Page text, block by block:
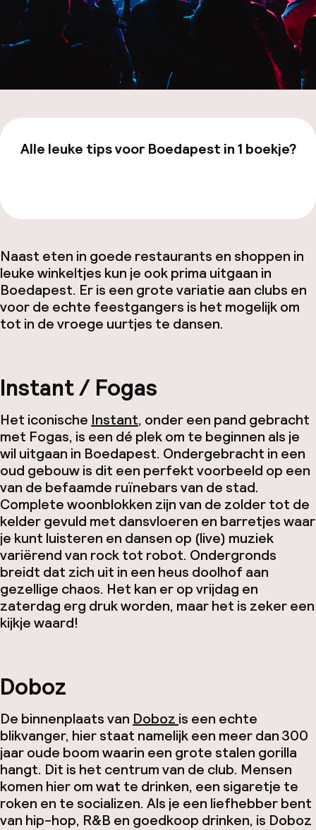
Alle leuke tips voor Boedapest in 1 boekje?
Naast eten in goede restaurants en shoppen in
leuke winkeltjes kun je ook prima uitgaan in
Boedapest. Er is een grote variatie aan clubs en
voor de echte feestgangers is het mogelijk om
tot in de vroege uurtjes te dansen.
Instant / Fogas
Het iconische Instant, onder een pand gebracht
met Fogas, is een dé plek om te beginnen als je
wil uitgaan in Boedapest. Ondergebracht in een
oud gebouw is dit een perfekt voorbeeld op een
van de befaamde ruïnebars van de stad.
Complete woonblokken zijn van de zolder tot de
kelder gevuld met dansvloeren en barretjes waar
je kunt luisteren en dansen op (live) muziek
variërend van rock tot robot. Ondergronds
breidt dat zich uit in een heus doolhof aan
gezellige chaos. Het kan er op vrijdag en
zaterdag erg druk worden, maar het is zeker een
kijkje waard!
Doboz
De binnenplaats van Doboz is een echte
blikvanger, hier staat namelijk een meer dan 300
jaar oude boom waarin een grote stalen gorilla
hangt. Dit is het centrum van de club. Mensen
komen hier om wat te drinken, een sigaretje te
roken en te socializen. Als je een liefhebber bent
van hip-hop, R&B en goedkoop drinken, is Doboz